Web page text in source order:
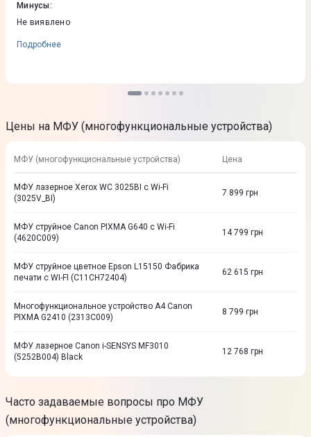
Минусы:
Не виявлено
Подробнее
Цены на МФУ (многофункциональные устройства)
МФУ (многофункциональные устройства) Цена
МФУ лазерное Xerox WC 3025BI с Wi-Fi
(3025V_BI)
7 899 грн
МФУ струйное Canon PIXMA G640 с Wi-Fi
(4620C009)
14 799 грн
МФУ струйное цветное Epson L15150 Фабрика
печати c WI-FI (C11CH72404)
62 615 грн
Многофункциональное устройство А4 Canon
PIXMA G2410 (2313C009)
8 799 грн
МФУ лазерное Canon i-SENSYS MF3010
(5252B004) Black
12 768 грн
Часто задаваемые вопросы про МФУ
(многофункциональные устройства)